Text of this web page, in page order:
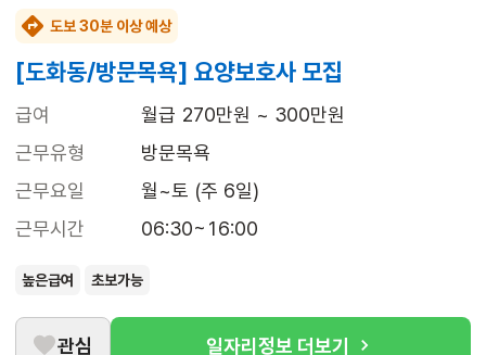
도보 30분 이상 예상
[도화동/방문목욕] 요양보호사 모집
급여
월급 270만원 ~ 300만원
근무유형
방문목욕
근무요일
월~토 (주 6일)
근무시간
06:30~16:00
높은급여 초보가능
관심 일자리정보 더보기